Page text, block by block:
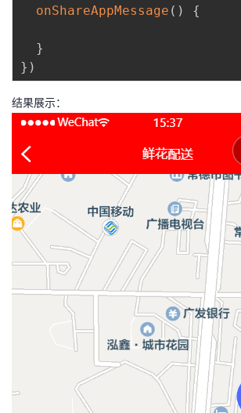
onShareAppMessage ( ) {
}
} )
结果展示：